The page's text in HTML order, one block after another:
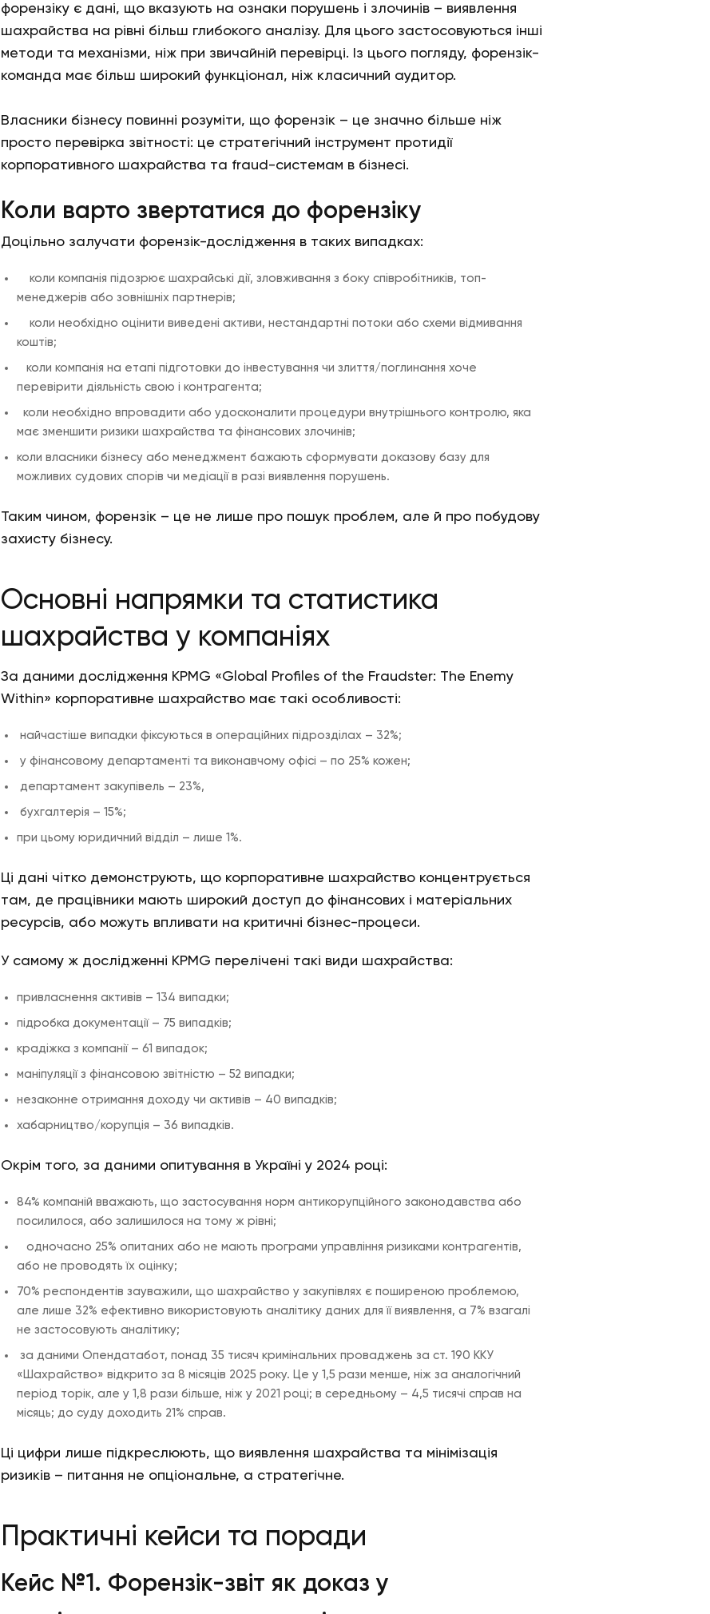
форензіку є дані, що вказують на ознаки порушень і злочинів – виявлення
шахрайства на рівні більш глибокого аналізу. Для цього застосовуються інші
методи та механізми, ніж при звичайній перевірці. Із цього погляду, форензік-
команда має більш широкий функціонал, ніж класичний аудитор.
Власники бізнесу повинні розуміти, що форензік – це значно більше ніж
просто перевірка звітності: це стратегічний інструмент протидії
корпоративного шахрайства та fraud-системам в бізнесі.
Коли варто звертатися до форензіку
Доцільно залучати форензік-дослідження в таких випадках:
коли компанія підозрює шахрайські дії, зловживання з боку співробітників, топ-
менеджерів або зовнішніх партнерів;
коли необхідно оцінити виведені активи, нестандартні потоки або схеми відмивання
коштів;
коли компанія на етапі підготовки до інвестування чи злиття/поглинання хоче
перевірити діяльність свою і контрагента;
коли необхідно впровадити або удосконалити процедури внутрішнього контролю, яка
має зменшити ризики шахрайства та фінансових злочинів;
коли власники бізнесу або менеджмент бажають сформувати доказову базу для
можливих судових спорів чи медіації в разі виявлення порушень.
Таким чином, форензік – це не лише про пошук проблем, але й про побудову
захисту бізнесу.
Основні напрямки та статистика
шахрайства у компаніях
За даними дослідження KPMG «Global Profiles of the Fraudster: The Enemy
Within» корпоративне шахрайство має такі особливості:
найчастіше випадки фіксуються в операційних підрозділах – 32%;
у фінансовому департаменті та виконавчому офісі – по 25% кожен;
департамент закупівель – 23%,
бухгалтерія – 15%;
при цьому юридичний відділ – лише 1%.
Ці дані чітко демонструють, що корпоративне шахрайство концентрується
там, де працівники мають широкий доступ до фінансових і матеріальних
ресурсів, або можуть впливати на критичні бізнес-процеси.
У самому ж дослідженні KPMG перелічені такі види шахрайства:
привласнення активів – 134 випадки;
підробка документації – 75 випадків;
крадіжка з компанії – 61 випадок;
маніпуляції з фінансовою звітністю – 52 випадки;
незаконне отримання доходу чи активів – 40 випадків;
хабарництво/корупція – 36 випадків.
Окрім того, за даними опитування в Україні у 2024 році:
84% компаній вважають, що застосування норм антикорупційного законодавства або
посилилося, або залишилося на тому ж рівні;
одночасно 25% опитаних або не мають програми управління ризиками контрагентів,
або не проводять їх оцінку;
70% респондентів зауважили, що шахрайство у закупівлях є поширеною проблемою,
але лише 32% ефективно використовують аналітику даних для її виявлення, а 7% взагалі
не застосовують аналітику;
за даними Опендатабот, понад 35 тисяч кримінальних проваджень за ст. 190 ККУ
«Шахрайство» відкрито за 8 місяців 2025 року. Це у 1,5 рази менше, ніж за аналогічний
період торік, але у 1,8 рази більше, ніж у 2021 році; в середньому – 4,5 тисячі справ на
місяць; до суду доходить 21% справ.
Ці цифри лише підкреслюють, що виявлення шахрайства та мінімізація
ризиків – питання не опціональне, а стратегічне.
Практичні кейси та поради
Кейс №1. Форензік-звіт як доказ у